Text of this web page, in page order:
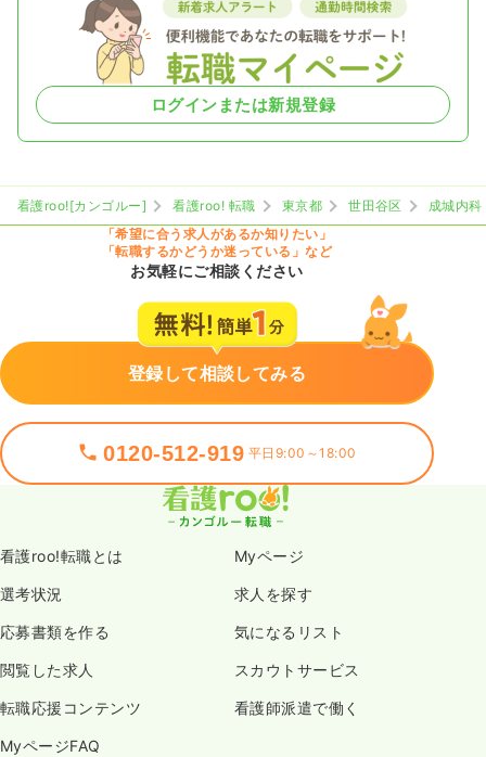
ログインまたは新規登録
看護roo![カンゴルー] 看護roo! 転職 東京都 世田谷区
成城内科
「希望に合う求人があるか知りたい」
「転職するかどうか迷っている」など
お気軽にご相談ください
登録して相談してみる
0120-512-919 平日9:00～18:00
看護roo!転職とは Myページ
選考状況 求人を探す
応募書類を作る 気になるリスト
閲覧した求人 スカウトサービス
転職応援コンテンツ 看護師派遣で働く
MyページFAQ